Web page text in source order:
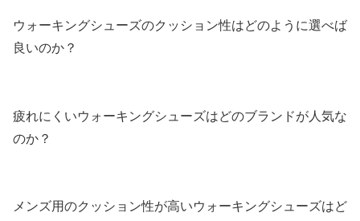
ウォーキングシューズのクッション性はどのように選べば
良いのか？
疲れにくいウォーキングシューズはどのブランドが人気な
のか？
メンズ用のクッション性が高いウォーキングシューズはど